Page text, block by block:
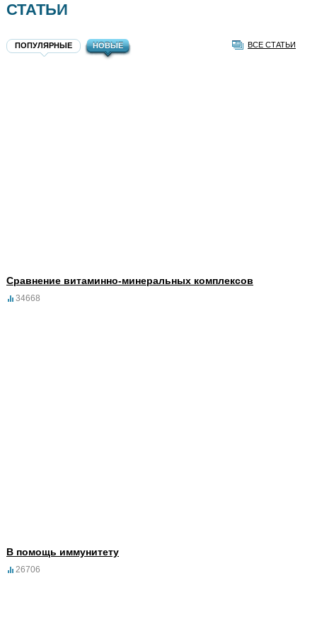
СТАТЬИ
ПОПУЛЯРНЫЕ НОВЫЕ ВСЕ СТАТЬИ
Сравнение витаминно-минеральных комплексов
34668
В помощь иммунитету
26706